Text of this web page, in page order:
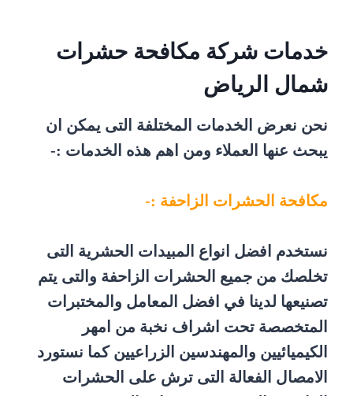
خدمات شركة مكافحة حشرات
شمال الرياض
نحن نعرض الخدمات المختلفة التى يمكن ان
يبحث عنها العملاء ومن اهم هذه الخدمات :-
مكافحة الحشرات الزاحفة :-
نستخدم افضل انواع المبيدات الحشرية التى
تخلصك من جميع الحشرات الزاحفة والتى يتم
تصنيعها لدينا في افضل المعامل والمختبرات
المتخصصة تحت اشراف نخبة من امهر
الكيميائيين والمهندسين الزراعيين كما نستورد
الامصال الفعالة التى ترش على الحشرات